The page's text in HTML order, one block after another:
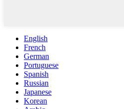
English
French
German
Portuguese
Spanish
Russian
Japanese
Korean